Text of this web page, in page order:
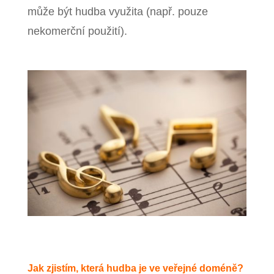
může být hudba využita (např. pouze
nekomerční použití).
Jak zjistím, která hudba je ve veřejné doméně?